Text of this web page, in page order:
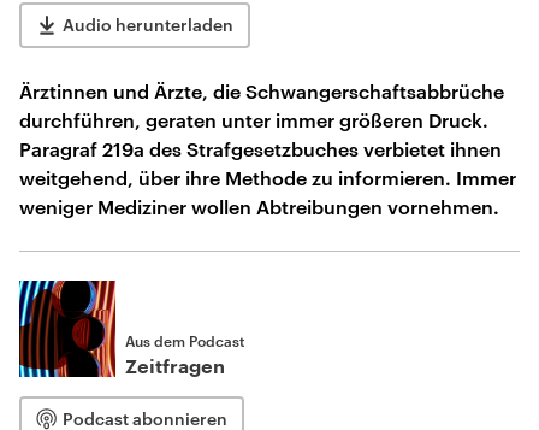
Audio herunterladen
Ärztinnen und Ärzte, die Schwangerschaftsabbrüche
durchführen, geraten unter immer größeren Druck.
Paragraf 219a des Strafgesetzbuches verbietet ihnen
weitgehend, über ihre Methode zu informieren. Immer
weniger Mediziner wollen Abtreibungen vornehmen.
Aus dem Podcast
Zeitfragen
Podcast abonnieren